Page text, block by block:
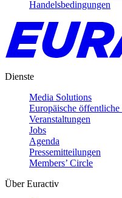
Handelsbedingungen
Dienste
Media Solutions
Europäische öffentliche
Veranstaltungen
Jobs
Agenda
Pressemitteilungen
Members’ Circle
Über Euractiv